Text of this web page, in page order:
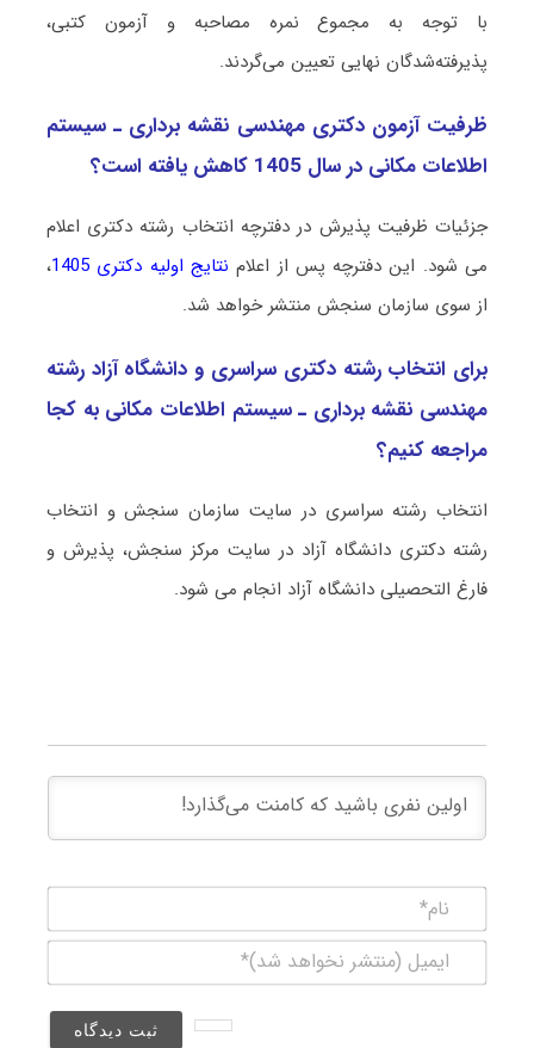
با توجه به مجموع نمره مصاحبه و آزمون کتبی،
پذیرفته‌شدگان نهایی تعیین می‌گردند.
ظرفیت آزمون دکتری ﻣﻬﻨﺪسی نقشه برداری ـ ﺳﻴﺴﺘﻢ
اﻃﻼﻋﺎت مکانی در سال 1405 کاهش یافته است؟
جزئیات ظرفیت پذیرش در دفترچه انتخاب رشته دکتری اعلام
می شود. این دفترچه پس از اعلام نتایج اولیه دکتری 1405
،
از سوی سازمان سنجش منتشر خواهد شد.
برای انتخاب رشته دکتری سراسری و دانشگاه آزاد رشته
ﻣﻬﻨﺪسی نقشه برداری ـ ﺳﻴﺴﺘﻢ اﻃﻼﻋﺎت مکانی به کجا
مراجعه کنیم؟
انتخاب رشته سراسری در سایت سازمان سنجش و انتخاب
رشته دکتری دانشگاه آزاد در سایت مرکز سنجش، پذیرش و
فارغ التحصیلی دانشگاه آزاد انجام می شود.
(منتشر